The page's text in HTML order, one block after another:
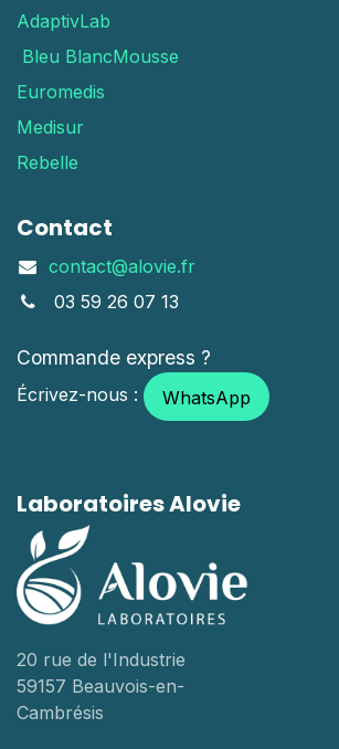
AdaptivLab
Bleu BlancMousse
Euromedis
Medisur
Rebelle
Contact
contact@alovie.fr
03 59 26 07 13
Commande express ?
Écrivez-nous : WhatsApp
Laboratoires Alovie
20 rue de l'Industrie
59157 Beauvois-en-
Cambrésis